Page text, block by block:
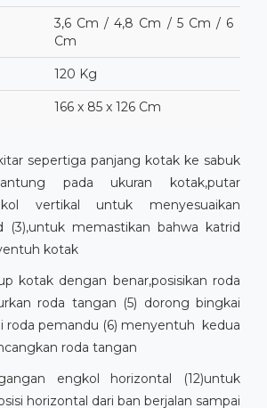
3,6 Cm / 4,8 Cm / 5 Cm / 6
Cm
120 Kg
166 x 85 x 126 Cm
sepertiga panjang kotak ke sabuk
pada ukuran kotak,putar
vertikal untuk menyesuaikan
(3),untuk memastikan bahwa katrid
kotak
kotak dengan benar,posisikan roda
roda tangan (5) dorong bingkai
roda pemandu (6) menyentuh kedua
roda tangan
engkol horizontal (12)untuk
horizontal dari ban berjalan sampai